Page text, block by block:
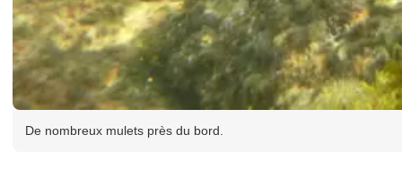
De nombreux mulets près du bord.